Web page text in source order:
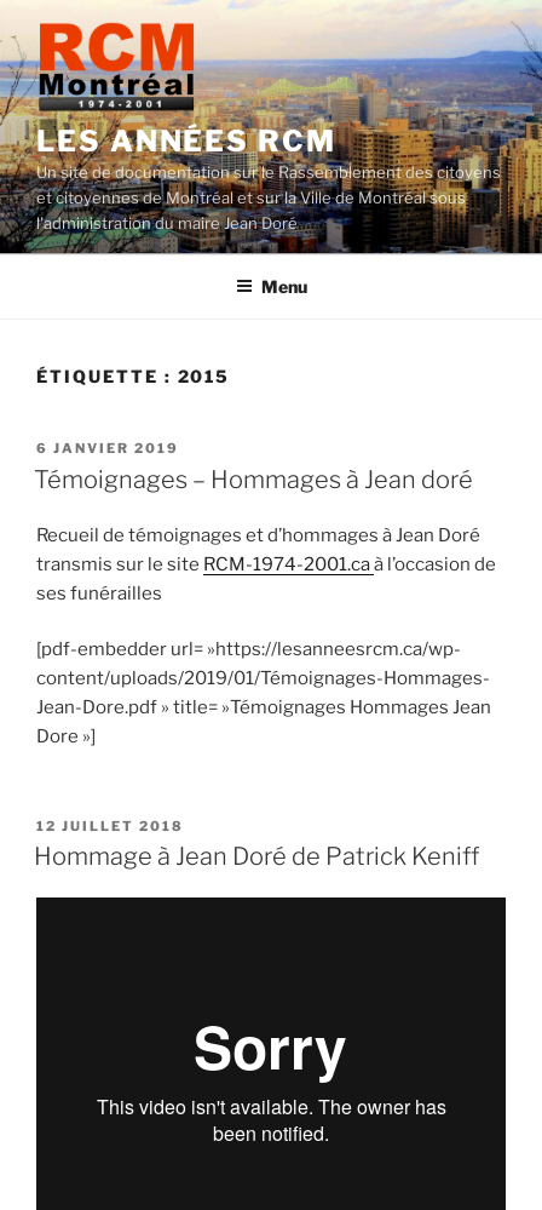
au
contenu
LES ANNÉES RCM
Un site de documentation sur le Rassemblement des citoyens
et citoyennes de Montréal et sur la Ville de Montréal sous
l'administration du maire Jean Doré
Menu
ÉTIQUETTE : 2015
PUBLIÉ
LE
6 JANVIER 2019
Témoignages – Hommages à Jean doré
Recueil de témoignages et d’hommages à Jean Doré
transmis sur le site RCM-1974-2001.caà l’occasion de
ses funérailles
[pdf-embedder url= »https://lesanneesrcm.ca/wp-
content/uploads/2019/01/Témoignages-Hommages-
Jean-Dore.pdf » title= »Témoignages Hommages Jean
Dore »]
PUBLIÉ
LE
12 JUILLET 2018
Hommage à Jean Doré de Patrick Keniff